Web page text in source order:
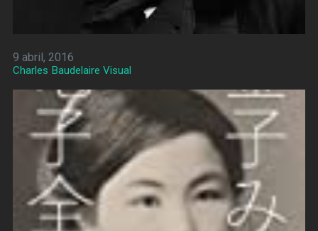
9 abril, 2016
Charles Baudelaire Visual